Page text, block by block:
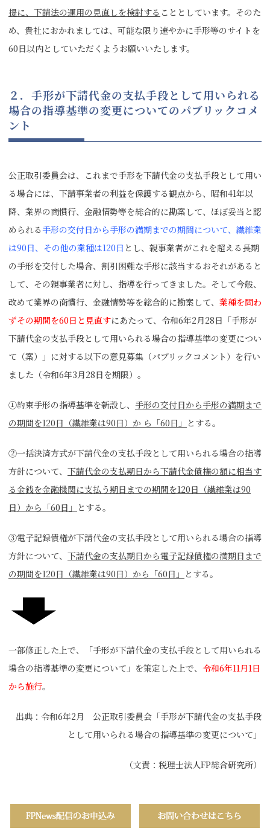
提に、下請法の運用の見直しを検討する こととしています。そのた
め、貴社におかれましては、可能な限り速やかに手形等のサイトを
60日以内としていただくようお願いいたします。
２．手形が下請代金の支払手段として用いられる
場合の指導基準の変更についてのパブリックコメ
ント
公正取引委員会は、これまで手形を下請代金の支払手段として用い
る場合には、下請事業者の利益を保護する観点から、昭和41年以
降、業界の商慣行、金融情勢等を総合的に勘案して、ほぼ妥当と認
められる 手形の交付日から手形の満期までの期間について、繊維業
は90日、その他の業種は120日 とし、親事業者がこれを超える長期
の手形を交付した場合、割引困難な手形に該当するおそれがあると
して、その親事業者に対し、指導を行ってきました。そして今般、
改めて業界の商慣行、金融情勢等を総合的に勘案して、 業種を問わ
ずその期間を60日と見直すにあたって、令和6年2月28日「手形が
下請代金の支払手段として用いられる場合の指導基準の変更につい
て（案）」に対する以下の意見募集（パブリックコメント）を行い
ました（令和6年3月28日を期限）。
➀約束手形の指導基準を新設し、 手形の交付日から手形の満期まで
の期間を120日（繊維業は90日）か ら「60日」 とする。
②一括決済方式が下請代金の支払手段として用いられる場合の指導
方針について、 下請代金の支払期日から下請代金債権の額に相当す
る金銭を金融機関に支払う期日までの期間を120日（繊維業は90
日）から「60日」 とする。
③電子記録債権が下請代金の支払手段として用いられる場合の指導
方針について、 下請代金の支払期日から電子記録債権の満期日まで
の期間を120日（繊維業は90日）から「60日」 とする。
一部修正した上で、「手形が下請代金の支払手段として用いられる
場合の指導基準の変更について」を策定した上で、 令和6年11月1日
から施行。
出典：令和6年2月 公正取引委員会「手形が下請代金の支払手段
として用いられる場合の指導基準の変更について」
（文責：税理士法人FP総合研究所）